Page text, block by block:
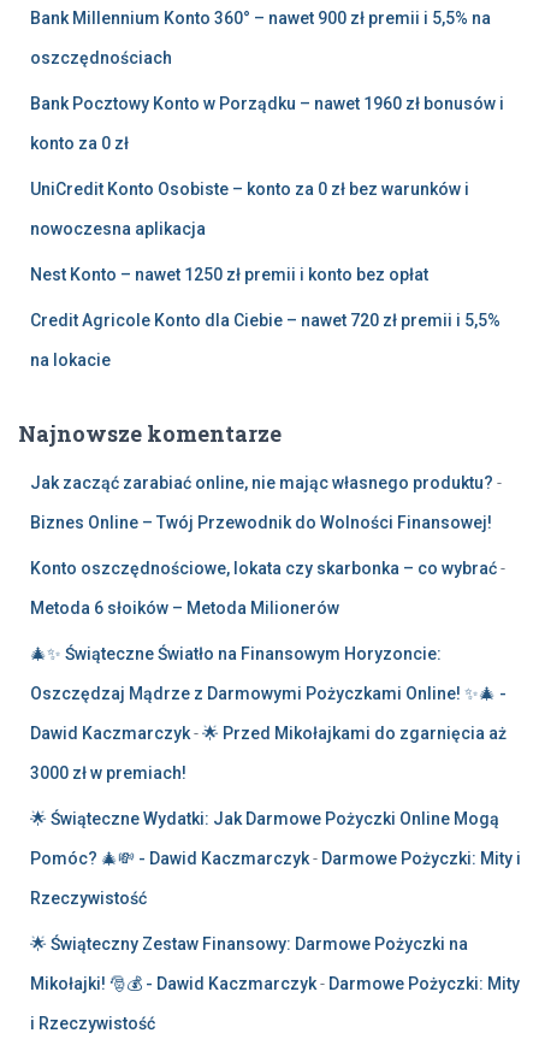
Bank Millennium Konto 360° – nawet 900 zł premii i 5,5% na
oszczędnościach
Bank Pocztowy Konto w Porządku – nawet 1960 zł bonusów i
konto za 0 zł
UniCredit Konto Osobiste – konto za 0 zł bez warunków i
nowoczesna aplikacja
Nest Konto – nawet 1250 zł premii i konto bez opłat
Credit Agricole Konto dla Ciebie – nawet 720 zł premii i 5,5%
na lokacie
Najnowsze komentarze
Jak zacząć zarabiać online, nie mając własnego produktu? -
Biznes Online – Twój Przewodnik do Wolności Finansowej!
Konto oszczędnościowe, lokata czy skarbonka – co wybrać-
Metoda 6 słoików – Metoda Milionerów
🎄✨ Świąteczne Światło na Finansowym Horyzoncie:
Oszczędzaj Mądrze z Darmowymi Pożyczkami Online! ✨🎄 -
Dawid Kaczmarczyk-🌟 Przed Mikołajkami do zgarnięcia aż
3000 zł w premiach!
🌟 Świąteczne Wydatki: Jak Darmowe Pożyczki Online Mogą
Pomóc? 🎄💸 - Dawid Kaczmarczyk- Darmowe Pożyczki: Mity i
Rzeczywistość
🌟 Świąteczny Zestaw Finansowy: Darmowe Pożyczki na
Mikołajki! 🎅💰 - Dawid Kaczmarczyk- Darmowe Pożyczki: Mity
i Rzeczywistość